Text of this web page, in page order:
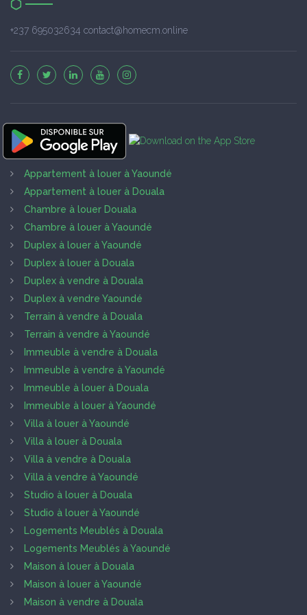
+237 695032634 contact@homecm.online
Appartement à louer à Yaoundé
Appartement à louer à Douala
Chambre à louer Douala
Chambre à louer à Yaoundé
Duplex à louer à Yaoundé
Duplex à louer à Douala
Duplex à vendre à Douala
Duplex à vendre Yaoundé
Terrain à vendre à Douala
Terrain à vendre à Yaoundé
Immeuble à vendre à Douala
Immeuble à vendre à Yaoundé
Immeuble à louer à Douala
Immeuble à louer à Yaoundé
Villa à louer à Yaoundé
Villa à louer à Douala
Villa à vendre à Douala
Villa à vendre à Yaoundé
Studio à louer à Douala
Studio à louer à Yaoundé
Logements Meublés à Douala
Logements Meublés à Yaoundé
Maison à louer à Douala
Maison à louer à Yaoundé
Maison à vendre à Douala